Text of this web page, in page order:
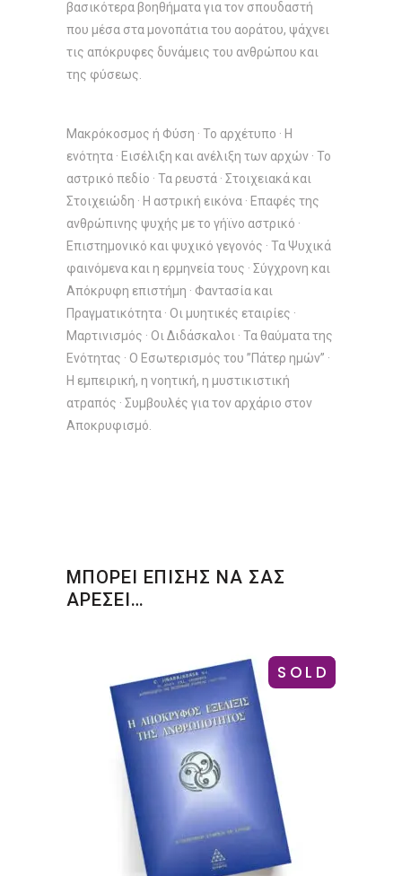
βασικότερα βοηθήματα για τον σπουδαστή
που μέσα στα μονοπάτια του αοράτου, ψάχνει
τις απόκρυφες δυνάμεις του ανθρώπου και
της φύσεως.
Μακρόκοσμος ή Φύση · Το αρχέτυπο · Η
ενότητα · Εισέλιξη και ανέλιξη των αρχών · Το
αστρικό πεδίο · Τα ρευστά · Στοιχειακά και
Στοιχειώδη · Η αστρική εικόνα · Επαφές της
ανθρώπινης ψυχής με το γήϊνο αστρικό ·
Επιστημονικό και ψυχικό γεγονός · Τα Ψυχικά
φαινόμενα και η ερμηνεία τους · Σύγχρονη και
Απόκρυφη επιστήμη · Φαντασία και
Πραγματικότητα · Οι μυητικές εταιρίες ·
Μαρτινισμός · Οι Διδάσκαλοι · Τα θαύματα της
Ενότητας · Ο Εσωτερισμός του ”Πάτερ ημών” ·
Η εμπειρική, η νοητική, η μυστικιστική
ατραπός · Συμβουλές για τον αρχάριο στον
Αποκρυφισμό.
ΜΠΟΡΕΙ ΕΠΙΣΗΣ ΝΑ ΣΑΣ
ΑΡΕΣΕΙ…
-15%
SOLD